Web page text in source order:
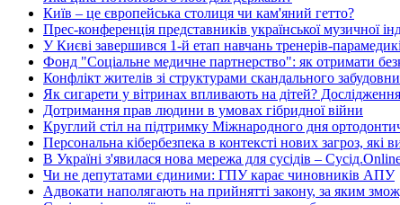
Київ – це європейська столиця чи кам'яний гетто?
Прес-конференція представників української музичної
У Києві завершився 1-й етап навчань тренерів-
Фонд "Соціальне медичне партнерство": як отримати
Конфлікт жителів зі структурами скандального
Як сигарети у вітринах впливають на дітей? Дослідження
Дотримання прав людини в умовах гібридної війни
Круглий стіл на підтримку Міжнародного дня
Персональна кібербезпека в контексті нових загроз, які
В Україні з'явилася нова мережа для сусідів –
Чи не депутатами єдиними: ГПУ карає чиновників АПУ
Адвокати наполягають на прийнятті закону, за яким